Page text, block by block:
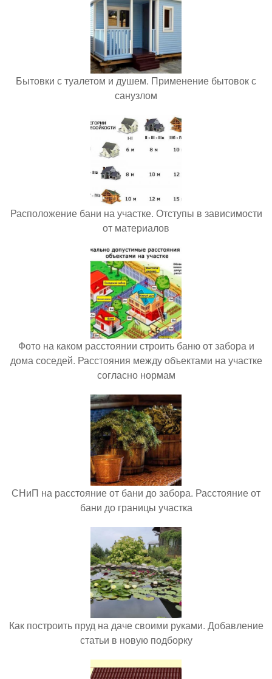
Бытовки с туалетом и душем. Применение бытовок с
санузлом
Расположение бани на участке. Отступы в зависимости
от материалов
Фото на каком расстоянии строить баню от забора и
дома соседей. Расстояния между объектами на участке
согласно нормам
СНиП на расстояние от бани до забора. Расстояние от
бани до границы участка
Как построить пруд на даче своими руками. Добавление
статьи в новую подборку